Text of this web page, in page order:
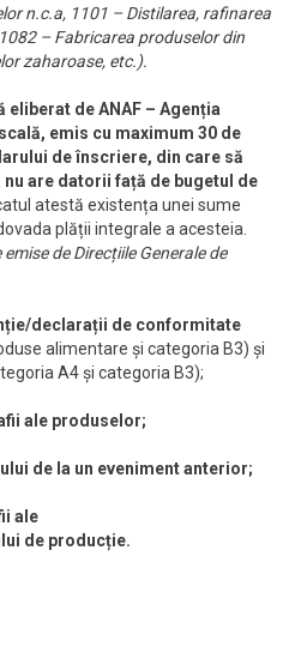
n.c.a, 1101 – Distilarea, rafinarea
– Fabricarea produselor din
zaharoase, etc.).
de ANAF – Agenția
emis cu maximum 30 de
de înscriere, din care să
nu are datorii față de bugetul de
atestă existența unei sume
plății integrale a acesteia.
de Direcțiile Generale de
declarații de conformitate
alimentare și categoria B3) și
A4 și categoria B3);
ale produselor;
de la un eveniment anterior;
ale
de producție.